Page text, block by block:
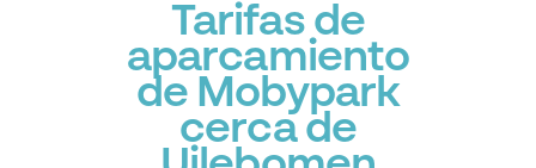
Tarifas de
aparcamiento
de Mobypark
cerca de